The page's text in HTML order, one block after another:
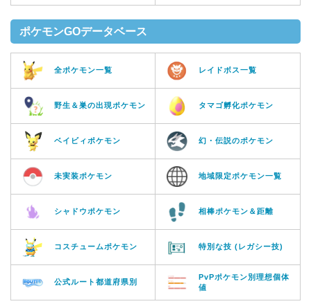
ポケモンGOデータベース
全ポケモン一覧 レイドボス一覧
野生＆巣の出現ポケモン タマゴ孵化ポケモン
ベイビィポケモン 幻・伝説のポケモン
未実装ポケモン 地域限定ポケモン一覧
シャドウポケモン 相棒ポケモン＆距離
コスチュームポケモン 特別な技 (レガシー技)
公式ルート都道府県別
PvPポケモン別理想個体
値